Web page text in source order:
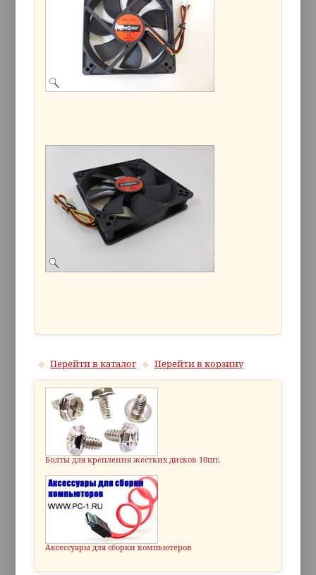
Перейти в каталог Перейти в корзину
Болты для крепления жестких дисков 10шт.
Аксессуары для сборки компьютеров